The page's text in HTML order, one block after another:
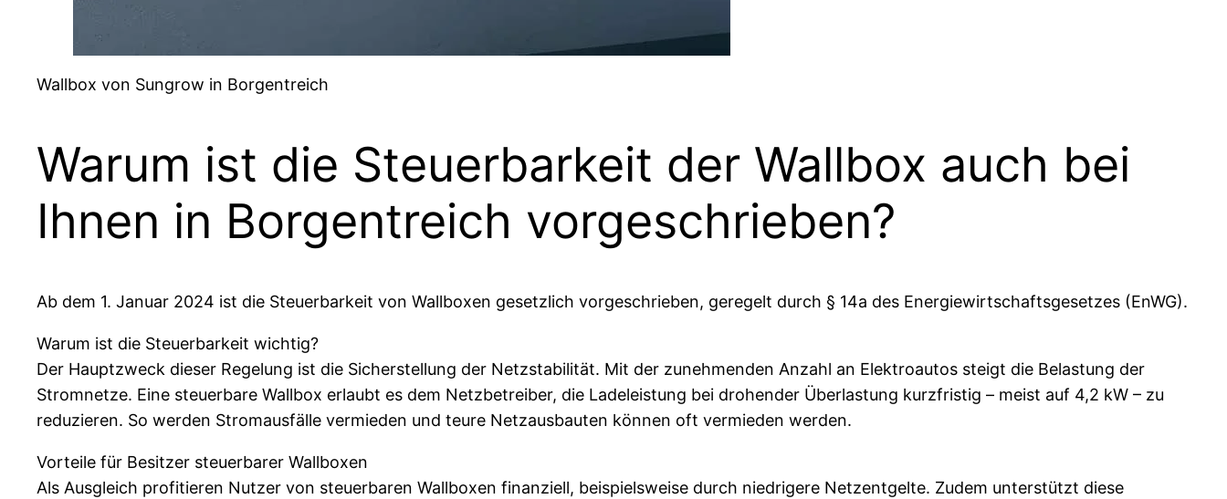
Wallbox von Sungrow in Borgentreich
Warum ist die Steuerbarkeit der Wallbox auch bei
Ihnen in Borgentreich vorgeschrieben?
Ab dem 1. Januar 2024 ist die Steuerbarkeit von Wallboxen gesetzlich vorgeschrieben, geregelt durch § 14a des Energiewirtschaftsgesetzes (EnWG).
Warum ist die Steuerbarkeit wichtig?
Der Hauptzweck dieser Regelung ist die Sicherstellung der Netzstabilität. Mit der zunehmenden Anzahl an Elektroautos steigt die Belastung der
Stromnetze. Eine steuerbare Wallbox erlaubt es dem Netzbetreiber, die Ladeleistung bei drohender Überlastung kurzfristig – meist auf 4,2 kW – zu
reduzieren. So werden Stromausfälle vermieden und teure Netzausbauten können oft vermieden werden.
Vorteile für Besitzer steuerbarer Wallboxen
Als Ausgleich profitieren Nutzer von steuerbaren Wallboxen finanziell, beispielsweise durch niedrigere Netzentgelte. Zudem unterstützt diese